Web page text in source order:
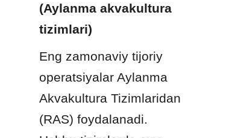
(Aylanma akvakultura
tizimlari)
Eng zamonaviy tijoriy
operatsiyalar Aylanma
Akvakultura Tizimlaridan
(RAS) foydalanadi.